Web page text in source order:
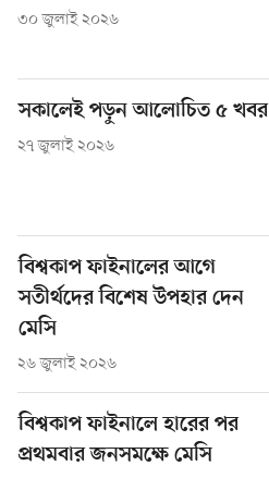
৩০ জুলাই ২০২৬
সকালেই পড়ুন আলোচিত ৫ খবর
২৭ জুলাই ২০২৬
বিশ্বকাপ ফাইনালের আগে
সতীর্থদের বিশেষ উপহার দেন
মেসি
২৬ জুলাই ২০২৬
বিশ্বকাপ ফাইনালে হারের পর
প্রথমবার জনসমক্ষে মেসি